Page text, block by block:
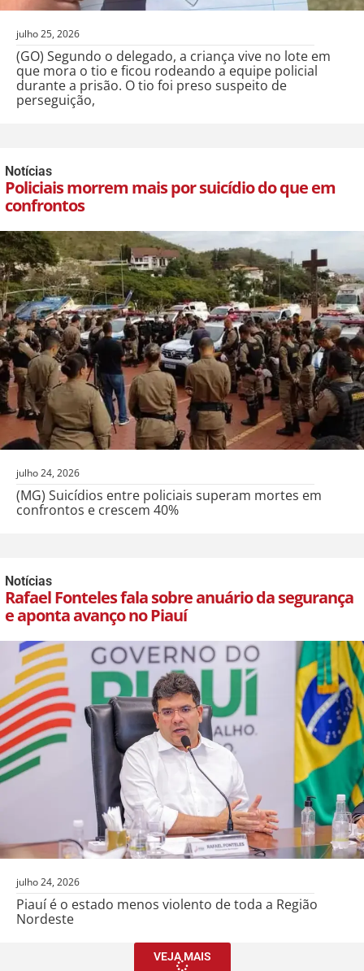
julho 25, 2026
(GO) Segundo o delegado, a criança vive no lote em
que mora o tio e ficou rodeando a equipe policial
durante a prisão. O tio foi preso suspeito de
perseguição,
Notícias
Policiais morrem mais por suicídio do que em
confrontos
julho 24, 2026
(MG) Suicídios entre policiais superam mortes em
confrontos e crescem 40%
Notícias
Rafael Fonteles fala sobre anuário da segurança
e aponta avanço no Piauí
julho 24, 2026
Piauí é o estado menos violento de toda a Região
Nordeste
VEJA MAIS